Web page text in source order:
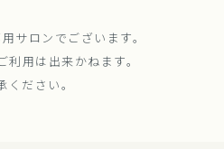
サロンでございます。
利用は出来かねます。
ください。